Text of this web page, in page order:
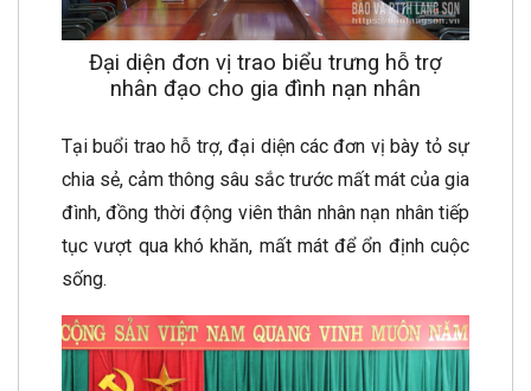
Đại diện đơn vị trao biểu trưng hỗ trợ
nhân đạo cho gia đình nạn nhân
Tại buổi trao hỗ trợ, đại diện các đơn vị bày tỏ sự
chia sẻ, cảm thông sâu sắc trước mất mát của gia
đình, đồng thời động viên thân nhân nạn nhân tiếp
tục vượt qua khó khăn, mất mát để ổn định cuộc
sống.